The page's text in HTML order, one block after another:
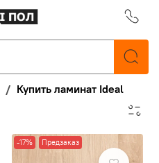
Купить ламинат Ideal
-17% Предзаказ